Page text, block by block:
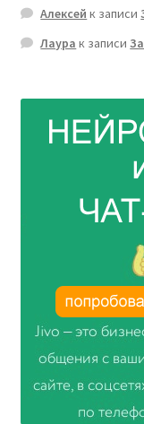
Алексей к записи
Лаура к записи